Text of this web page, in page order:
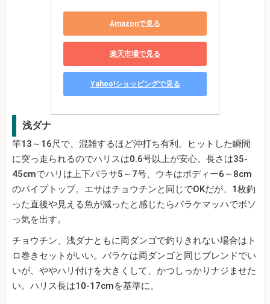
Amazonで見る
楽天市場で見る
Yahoo!ショッピングで見る
浅ダナ
竿13～16尺で、混雑するほど沖打ち有利。ヒットした瞬間
に突っ走られるのでハリスは0.6号以上が安心。長さは35-
45cmでハリは上下バラサ5～7号、ウキはボディー6～8cm
のパイプトップ。エサはチョウチンと同じでOKだが、1枚釣
った直後や見える魚が減ったと感じたらバラケマッハでボソ
っ気を出す。
チョウチン、浅ダナともに両ダンゴで釣りきれない場合はト
ロ巻きセットがいい。バラケは両ダンゴと同じブレンドでい
いが、ややハリ付けを大きくして、かつしっかりナジませた
い。ハリス長は10-17cmを基準に。